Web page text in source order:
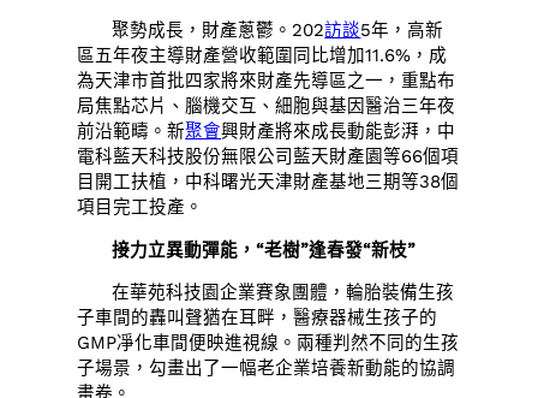
聚勢成長，財產蔥鬱。202訪談5年，高新
區五年夜主導財產營收範圍同比增加11.6%，成
為天津市首批四家將來財產先導區之一，重點布
局焦點芯片、腦機交互、細胞與基因醫治三年夜
前沿範疇。新聚會興財產將來成長動能彭湃，中
電科藍天科技股份無限公司藍天財產園等66個項
目開工扶植，中科曙光天津財產基地三期等38個
項目完工投產。
接力立異動彈能，“老樹”逢春發“新枝”
在華苑科技園企業賽象團體，輪胎裝備生孩
子車間的轟叫聲猶在耳畔，醫療器械生孩子的
GMP凈化車間便映進視線。兩種判然不同的生孩
子場景，勾畫出了一幅老企業培養新動能的協調